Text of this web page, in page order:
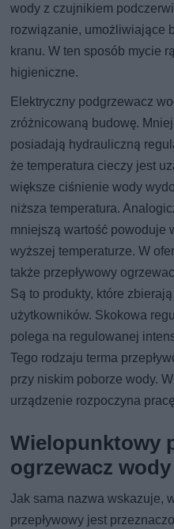
wody z czujnikiem
rozwiązanie, umożliwiające
kranu. W ten sposób mycie
higieniczne.
Elektryczny podgrzewacz
zróżnicowaną budowę.
posiadają hydrauliczną
że temperatura cieczy jest
większe ciśnienie wody
niższa temperatura.
mniejszą wartość powoduje
wyższej temperaturze. W
także przepływowy
Są to produkty, które
użytkowników. Skokowa
polega na regulowanej
Tego rodzaju terma
przy niskim poborze wody.
urządzenie rozpoczyna
Wielopunktowy
ogrzewacz wody
Jak sama nazwa wskazuje,
przepływowy jest